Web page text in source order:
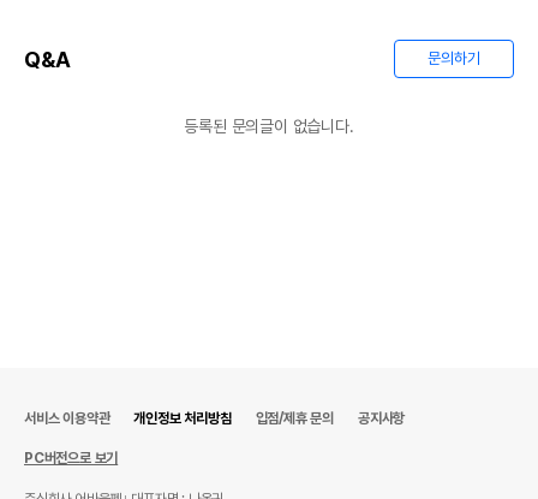
Q&A 문의하기
등록된 문의글이 없습니다.
서비스 이용약관 개인정보 처리방침 입점/제휴 문의 공지사항
PC버전으로 보기